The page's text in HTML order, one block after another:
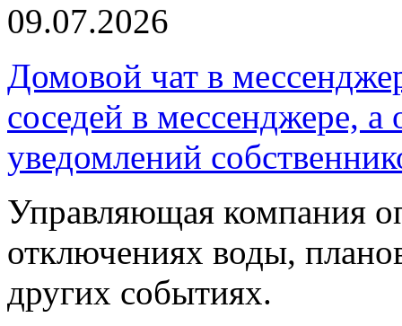
09.07.2026
Домовой чат в
соседей в мессенджере,
уведомлений
Управляющая компания
отключениях воды,
других событиях.